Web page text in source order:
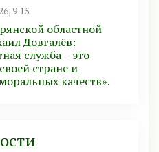
9:15
областной
Довгалёв:
служба – это
стране и
качеств».